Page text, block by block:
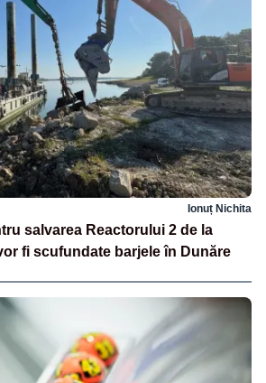
Ionuț Nichita
salvarea Reactorului 2 de la
fi scufundate barjele în Dunăre